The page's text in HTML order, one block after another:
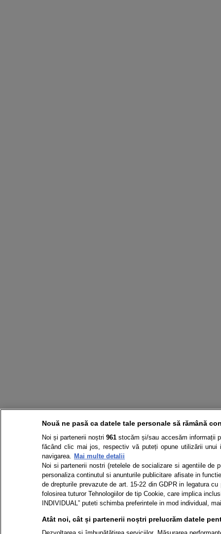
Nouă ne pasă ca datele tale personale să rămână
Noi și partenerii noștri961 stocăm și/sau accesăm informații
făcând clic mai jos, respectiv vă puteți opune utilizării
navigarea. Mai multe detalii
Noi si partenerii nostri (retelele de socializare si agentiile de
personaliza continutul si anunturile publicitare afisate in
de drepturile prevazute de art. 15-22 din GDPR in legatura
folosirea tuturor Tehnologiilor de tip Cookie, care implica
INDIVIDUAL” puteti schimba preferintele in mod individual,
Atât noi, cât și partenerii noștri prelucrăm datele